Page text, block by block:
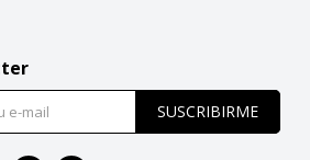
SUSCRIBIRME